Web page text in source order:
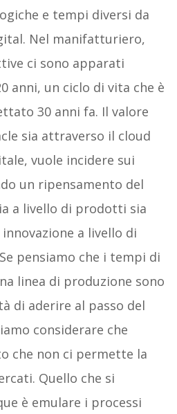
e tempi diversi da
Nel manifatturiero,
ci sono apparati
anni, un ciclo di vita che è
30 anni fa. Il valore
sia attraverso il cloud
vuole incidere sui
un ripensamento del
a livello di prodotti sia
a livello di
pensiamo che i tempi di
linea di produzione sono
di aderire al passo del
considerare che
che non ci permette la
Quello che si
è emulare i processi